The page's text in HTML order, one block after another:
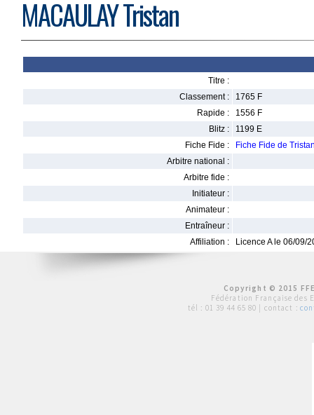
MACAULAY Tristan
Titre :
Classement :
1765 F
Rapide :
1556 F
Blitz :
1199 E
Fiche Fide :
Fiche Fide de
Arbitre national :
Arbitre fide :
Initiateur :
Animateur :
Entraîneur :
Affiliation :
Licence A le 06/09/
Copyright © 2015
Fédération Française des
tél : 01 39 44 65 80 | contact :